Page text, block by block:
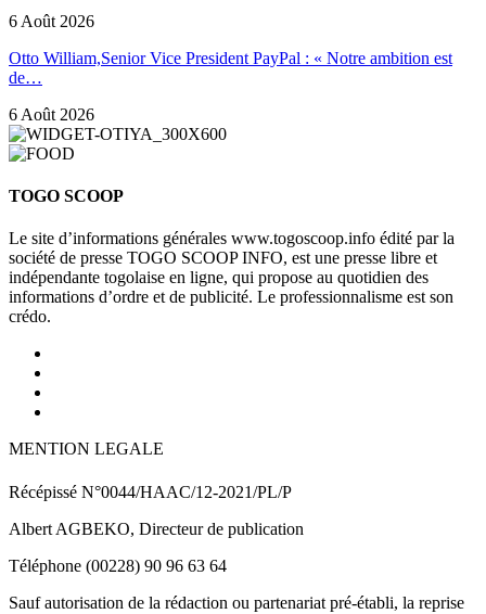
6 Août 2026
Otto William,Senior Vice President PayPal : « Notre ambition est
de…
6 Août 2026
TOGO SCOOP
Le site d’informations générales www.togoscoop.info édité par la
société de presse TOGO SCOOP INFO, est une presse libre et
indépendante togolaise en ligne, qui propose au quotidien des
informations d’ordre et de publicité. Le professionnalisme est son
crédo.
MENTION LEGALE
Récépissé N°0044/HAAC/12-2021/PL/P
Albert AGBEKO, Directeur de publication
Téléphone (00228) 90 96 63 64
Sauf autorisation de la rédaction ou partenariat pré-établi, la reprise